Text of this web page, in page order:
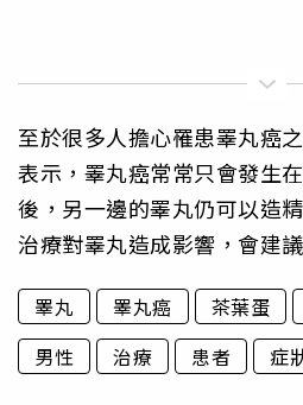
至於很多人擔心罹患睪丸癌
表示，睪丸癌常常只會發生
後，另一邊的睪丸仍可以造
治療對睪丸造成影響，會建
睪丸 睪丸癌 茶葉蛋
男性
治療 患者 症